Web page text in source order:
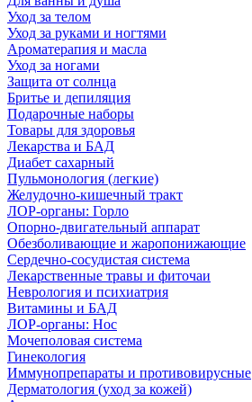
Уход за телом
Уход за руками и ногтями
Ароматерапия и масла
Уход за ногами
Защита от солнца
Бритье и депиляция
Подарочные наборы
Товары для здоровья
Лекарства и БАД
Диабет сахарный
Пульмонология (легкие)
Желудочно-кишечный тракт
ЛОР-органы: Горло
Опорно-двигательный аппарат
Обезболивающие и жаропонижающие
Сердечно-сосудистая система
Лекарственные травы и фиточаи
Неврология и психиатрия
Витамины и БАД
ЛОР-органы: Нос
Мочеполовая система
Гинекология
Иммунопрепараты и противовирусные
Дерматология (уход за кожей)